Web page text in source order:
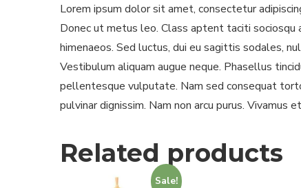
Lorem ipsum dolor sit amet, consectetur
Donec ut metus leo. Class aptent taciti
himenaeos. Sed luctus, dui eu sagittis sodales,
Vestibulum aliquam augue neque. Phasellus
pellentesque vulputate. Nam sed consequat
pulvinar dignissim. Nam non arcu purus. Vivamus
Related products
Sale!